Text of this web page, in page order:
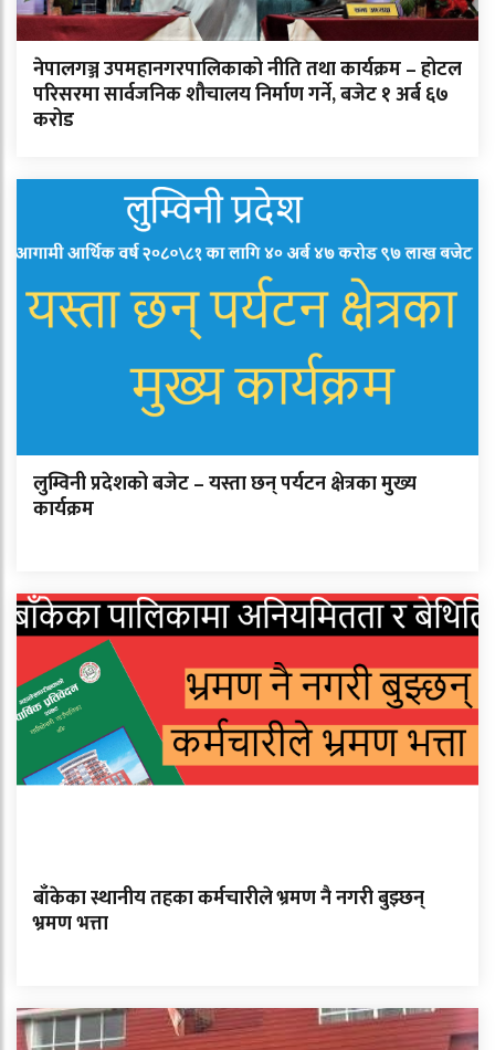
नेपालगञ्ज उपमहानगरपालिकाको नीति तथा कार्यक्रम – होटल
परिसरमा सार्वजनिक शौचालय निर्माण गर्ने, बजेट १ अर्ब ६७
करोड
लुम्विनी प्रदेशको बजेट – यस्ता छन् पर्यटन क्षेत्रका मुख्य
कार्यक्रम
बाँकेका स्थानीय तहका कर्मचारीले भ्रमण नै नगरी बुझ्छन्
भ्रमण भत्ता